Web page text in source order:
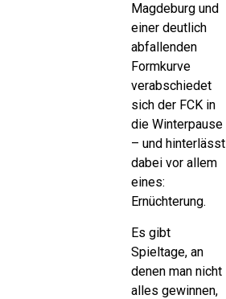
Magdeburg und
einer deutlich
abfallenden
Formkurve
verabschiedet
sich der FCK in
die Winterpause
– und hinterlässt
dabei vor allem
eines:
Ernüchterung.
Es gibt
Spieltage, an
denen man nicht
alles gewinnen,